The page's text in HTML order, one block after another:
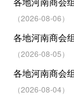
（2026-08-06）
各地河南商会
（2026-08-05）
各地河南商会
（2026-08-04）